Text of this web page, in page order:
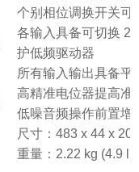
个别相位调换开关可
各输入具备可切换
护低频驱动器
所有输入输出具备
高精准电位器提高准
低噪音频操作前置增
尺寸：483 x 44 x
重量：2.22 kg (4.9